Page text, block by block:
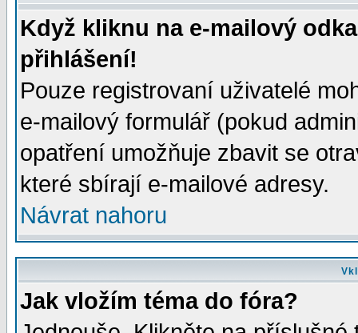
Když kliknu na e-mailový
přihlášení!
Pouze registrovaní uživatelé
e-mailový formulář (pokud
opatření umožňuje zbavit se
které sbírají e-mailové adresy.
Návrat nahoru
Jak vložím téma do fóra?